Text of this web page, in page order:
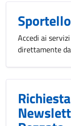
Accedi ai
direttamente